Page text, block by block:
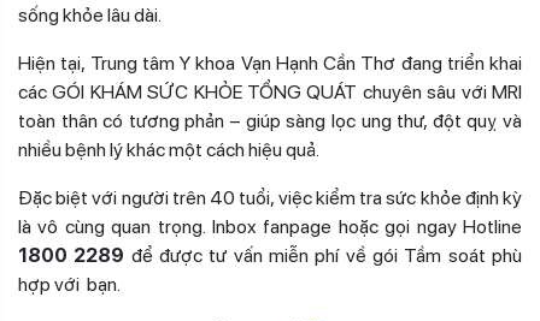
sống khỏe lâu dài.
Hiện tại, Trung tâm Y khoa Vạn Hạnh Cần Thơ đang triển khai
các GÓI KHÁM SỨC KHỎE TỔNG QUÁT chuyên sâu với MRI
toàn thân có tương phản – giúp sàng lọc ung thư, đột quỵ và
nhiều bệnh lý khác một cách hiệu quả.
Đặc biệt với người trên 40 tuổi, việc kiểm tra sức khỏe định kỳ
là vô cùng quan trọng. Inbox fanpage hoặc gọi ngay Hotline
1800 2289 để được tư vấn miễn phí về gói Tầm soát phù
hợp với bạn.